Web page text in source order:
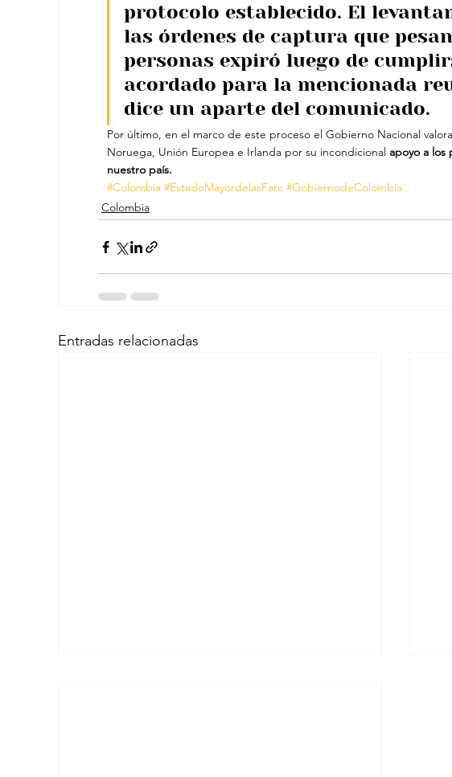
protocolo establecido. El
las órdenes de captura que
personas expiró luego de
acordado para la mencionada
dice un aparte del comunicado.
Por último, en el marco de este proceso el Gobierno Nacional
Noruega, Unión Europea e Irlanda por su incondicional apoyo a los
nuestro país.
#Colombia #EstadoMayordelasFarc #GobiernodeColombia
Colombia
Entradas relacionadas